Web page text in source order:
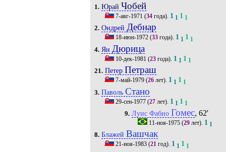
1. Юрай Чобей
7-авг-1971 (34года). 1 1 1 1
2. Ондрей Дебнар
18-июн-1972(33года). 1 1 1 1
4. Ян Дюрица
10-дек-1981 (23года). 1 1 1 1
21. Петер Петраш
7-май-1979(26лет). 1 1 1 1
3. Паволь Стано
29-сен-1977(27лет). 1 1 1 1
9. Луис Фабио Гомес, 62'
11-ноя-1975 (29 лет). 1 1
8. Блажей Вашчак
21-ноя-1983(21год). 1 1 1 1